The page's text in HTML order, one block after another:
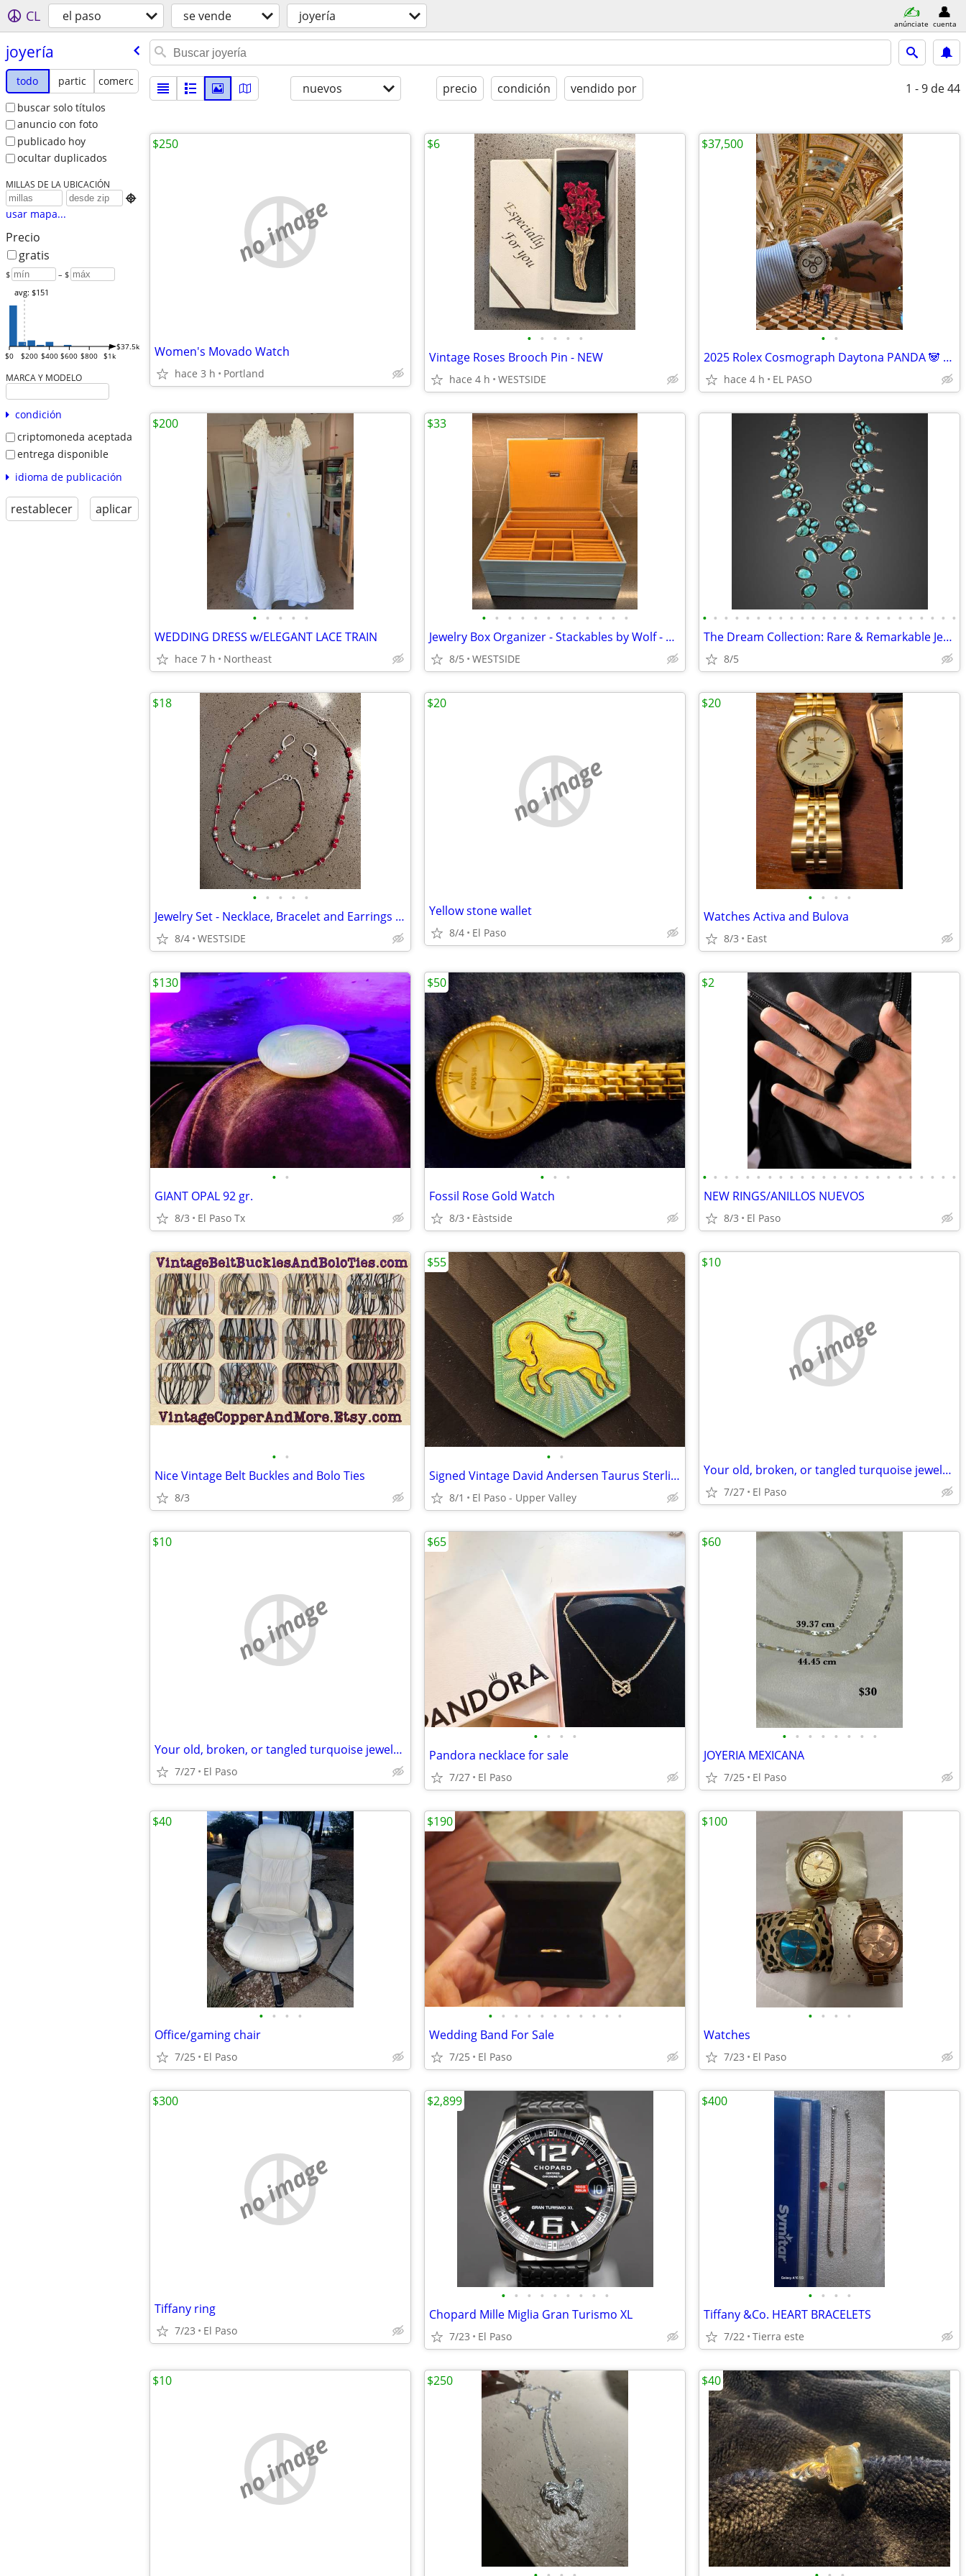
CL el paso se vende joyería anúnciate cuenta
joyería
todo partic
comerc
buscar solo títulos
anuncio con foto
publicado hoy
ocultar duplicados
MILLAS DE LA UBICACIÓN

usar mapa...
Precio
gratis
$ – $
$0 $200 $400 $600 $800 $1k
$37.5k
avg: $151
MARCA Y MODELO
condición
criptomoneda aceptada
entrega disponible
idioma de publicación
restablecer aplicar
nuevos precio condición vendido por 1 - 9 de 44
no image
Women's Movado Watch
hace 3 h Portland
$250
• • • • •
Vintage Roses Brooch Pin - NEW
hace 4 h WESTSIDE
$6
• •
2025 Rolex Cosmograph Daytona PANDA 🐼 Complete >$37,500
hace 4 h EL PASO
$37,500
• • • • •
WEDDING DRESS w/ELEGANT LACE TRAIN
hace 7 h Northeast
$200
• • • • • • • • • • • •
Jewelry Box Organizer - Stackables by Wolf - NEW
8/5 WESTSIDE
$33
• • • • • • • • • • • • • • • • • • • • • • • •
The Dream Collection: Rare & Remarkable Jewels - Starts August 5th 6PM
8/5
• • • • •
Jewelry Set - Necklace, Bracelet and Earrings - NEW
8/4 WESTSIDE
$18
no image
Yellow stone wallet
8/4 El Paso
$20
• • • •
Watches Activa and Bulova
8/3 East
$20
• •
GIANT OPAL 92 gr.
8/3 El Paso Tx
$130
• • •
Fossil Rose Gold Watch
8/3 Eàstside
$50
• • • • • • • • • • • • • • • • • • • • • • • •
NEW RINGS/ANILLOS NUEVOS
8/3 El Paso
$2
• •
Nice Vintage Belt Buckles and Bolo Ties
8/3
• •
Signed Vintage David Andersen Taurus Sterling Silver Bull Pendant
8/1 El Paso - Upper Valley
$55
no image
Your old, broken, or tangled turquoise jewelry! 🌵
7/27 El Paso
$10
no image
Your old, broken, or tangled turquoise jewelry! 🌵
7/27 El Paso
$10
• • • •
Pandora necklace for sale
7/27 El Paso
$65
• • • • • • • •
JOYERIA MEXICANA
7/25 El Paso
$60
• • • •
Office/gaming chair
7/25 El Paso
$40
• • • • • • • • • • •
Wedding Band For Sale
7/25 El Paso
$190
• • • •
Watches
7/23 El Paso
$100
no image
Tiffany ring
7/23 El Paso
$300
• • • • • • • • •
Chopard Mille Miglia Gran Turismo XL
7/23 El Paso
$2,899
• • • •
Tiffany &Co. HEART BRACELETS
7/22 Tierra este
$400
no image
$10 $250 $40